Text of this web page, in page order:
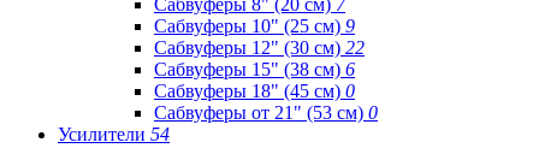
Сабвуферы 8" (20 см) 7
Сабвуферы 10" (25 см) 9
Сабвуферы 12" (30 см) 22
Сабвуферы 15" (38 см) 6
Сабвуферы 18" (45 см) 0
Сабвуферы от 21" (53 см) 0
Усилители 54